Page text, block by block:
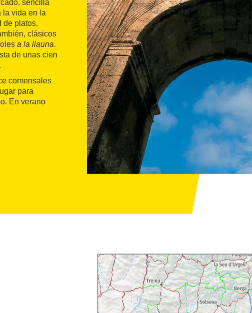
sencilla
la vida en la
de platos,
clásicos
a la llauna.
de unas cien
comensales
para
En verano